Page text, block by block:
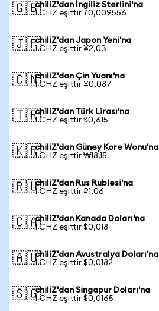
🇬🇧chiliZ'dan İngiliz Sterlini'na
1 CHZ eşittir £0,009556
🇯🇵chiliZ'dan Japon Yeni'na
1 CHZ eşittir ¥2,03
🇨🇳chiliZ'dan Çin Yuanı'na
1 CHZ eşittir ¥0,087
🇹🇷chiliZ'dan Türk Lirası'na
1 CHZ eşittir ₺0,615
🇰🇷chiliZ'dan Güney Kore Wonu'na
1 CHZ eşittir ₩18,15
🇷🇺chiliZ'dan Rus Rublesi'na
1 CHZ eşittir ₽1,06
🇨🇦chiliZ'dan Kanada Doları'na
1 CHZ eşittir $0,018
🇦🇺chiliZ'dan Avustralya Doları'na
1 CHZ eşittir $0,0182
🇸🇬chiliZ'dan Singapur Doları'na
1 CHZ eşittir $0,0165